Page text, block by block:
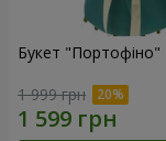
Букет "Портофіно"
1 999 грн